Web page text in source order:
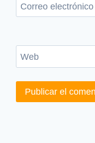
Correo electrónico
Web